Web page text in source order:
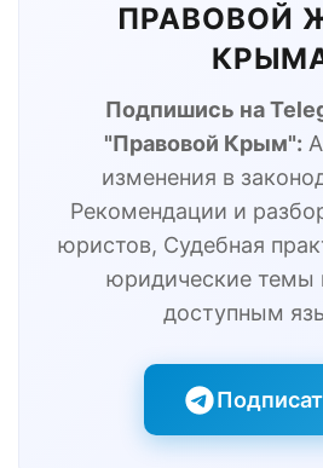
ПРАВОВОЙ
Подпишись на
"Правовой Крым":
изменения в
Рекомендации и
юристов, Судебная
юридические темы
доступным